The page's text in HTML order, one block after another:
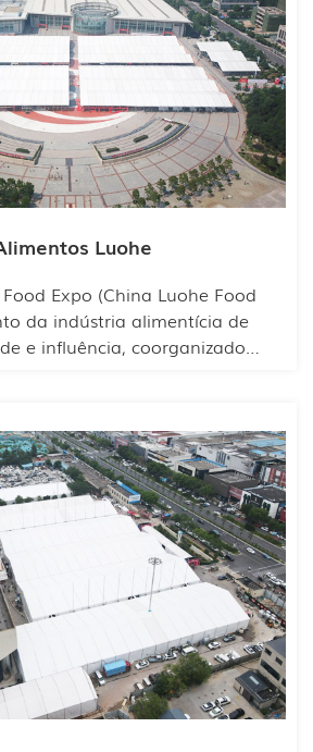
Luohe
Expo (China Luohe Food
da indústria alimentícia de
e influência, coorganizado